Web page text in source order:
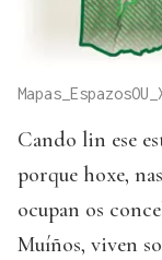
Cando lin ese
porque hoxe,
ocupan os
Muíños, viven